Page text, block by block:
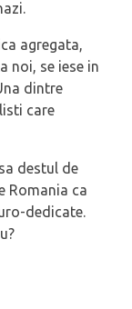
agregata,
noi, se iese in
dintre
care
destul de
Romania ca
dedicate.